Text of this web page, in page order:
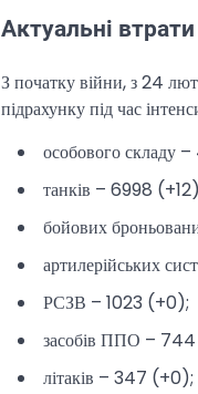
Актуальні
З початку війни, з 24
підрахунку під час
особового
танків – 6998
бойових
артилерійських
РСЗВ – 1023 (+0);
засобів ППО –
літаків – 347 (+0);